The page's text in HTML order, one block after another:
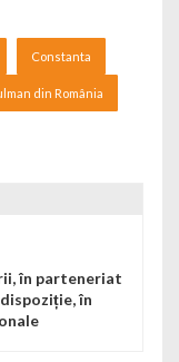
Constanta
din România
în parteneriat
în